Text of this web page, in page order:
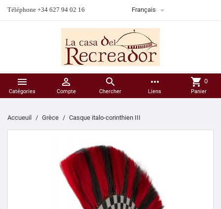
Téléphone +34 627 94 02 16 Français 

Catégories

Compte

Chercher
more_horiz
Liens
shopping_cart 0
Panier
Accueuil Grèce Casque italo-corinthien III